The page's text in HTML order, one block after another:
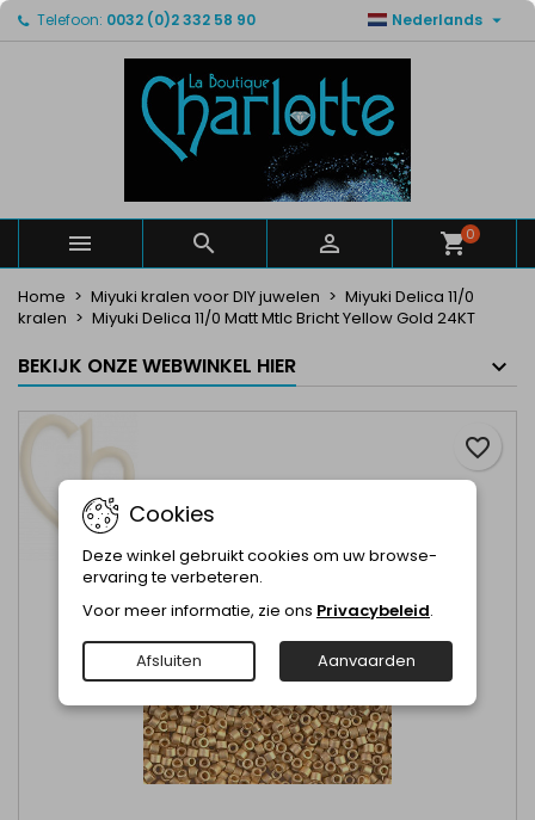
Telefoon: 0032 (0)2 332 58 90 Nederlands 
   0
Home Miyuki kralen voor DIY juwelen
Miyuki Delica 11/0
kralen
Miyuki Delica 11/0 Matt Mtlc Bricht Yellow Gold 24KT
BEKIJK ONZE WEBWINKEL HIER
favorite_border
Mijn verlanglijsten ×
Maak een lijst
Maak een verlanglijst ×
Verlanglijst naam
Annuleren Maak een verlanglijst
Inloggen ×
U moet ingelogd zijn om producten in uw verlanglijst
Annuleren Inloggen
Cookies
Deze winkel gebruikt cookies om uw browse-
ervaring te verbeteren.
Voor meer informatie, zie ons Privacybeleid.
Afsluiten Aanvaarden